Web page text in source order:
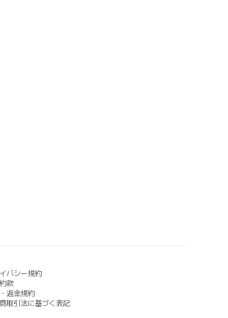
バシー規約
款
返金規約
取引法に基づく表記